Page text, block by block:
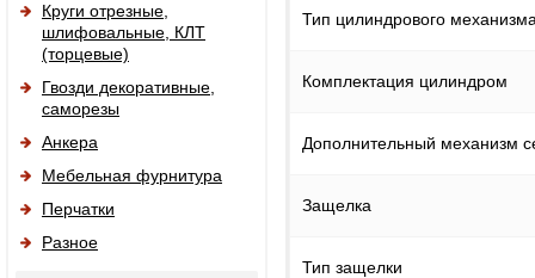
Круги отрезные,
шлифовальные, КЛТ
(торцевые)
Гвозди декоративные,
саморезы
Анкера
Мебельная фурнитура
Перчатки
Разное
Тип цилиндрового
Комплектация цилиндром
Дополнительный механизм
Защелка
Тип защелки